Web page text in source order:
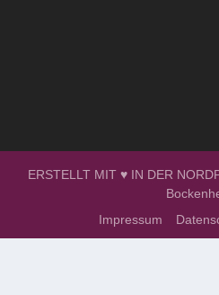
ERSTELLT MIT ♥ IN DER
Impressum